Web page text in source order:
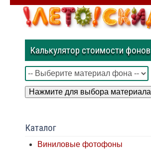
Калькулятор стоимости фонов
Нажмите для выбора материала
Каталог
Виниловые фотофоны